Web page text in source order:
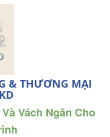
& THƯƠNG MẠI
Vách Ngăn Cho